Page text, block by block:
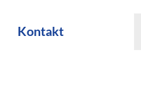
Kontakt